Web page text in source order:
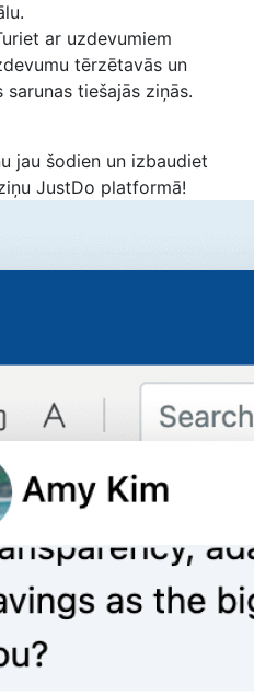
ar uzdevumiem
tērzētavās un
tiešajās ziņās.
jau šodien un izbaudiet
JustDo platformā!